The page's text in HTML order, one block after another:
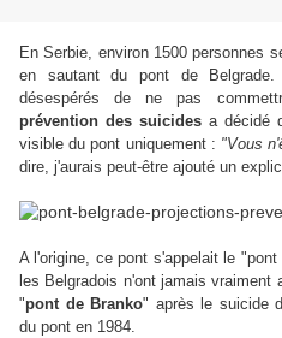
En Serbie, environ 1500 personnes
en sautant du pont de
désespérés de ne pas
prévention des suicidesa décidé
visible du pont uniquement : "Vous
dire, j'aurais peut-être ajouté un
A l'origine, ce pont s'appelait le
les Belgradois n'ont jamais
"pont de Branko" après le suicide
du pont en 1984.